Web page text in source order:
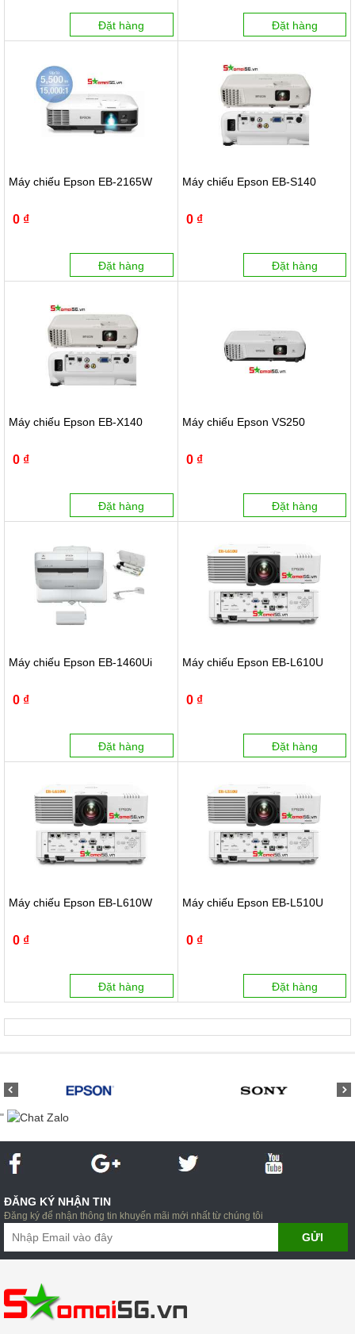
Đặt hàng Đặt hàng
Máy chiếu Epson EB-2165W
0 ₫
Đặt hàng
Máy chiếu Epson EB-S140
0 ₫
Đặt hàng
Máy chiếu Epson EB-X140
0 ₫
Đặt hàng
Máy chiếu Epson VS250
0 ₫
Đặt hàng
Máy chiếu Epson EB-1460Ui
0 ₫
Đặt hàng
Máy chiếu Epson EB-L610U
0 ₫
Đặt hàng
Máy chiếu Epson EB-L610W
0 ₫
Đặt hàng
Máy chiếu Epson EB-L510U
0 ₫
Đặt hàng
"
ĐĂNG KÝ NHẬN TIN
Đăng ký để nhận thông tin khuyến mãi mới nhất từ chúng tôi